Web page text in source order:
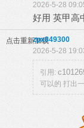
2026-5-28
好用 英甲高
点击重新加载zpx849300
2026-5-28
引用:
可以的 打出